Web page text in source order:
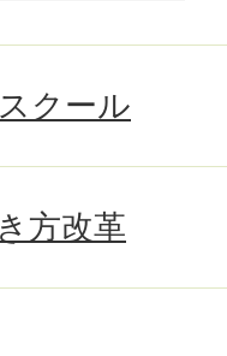
クール
方改革